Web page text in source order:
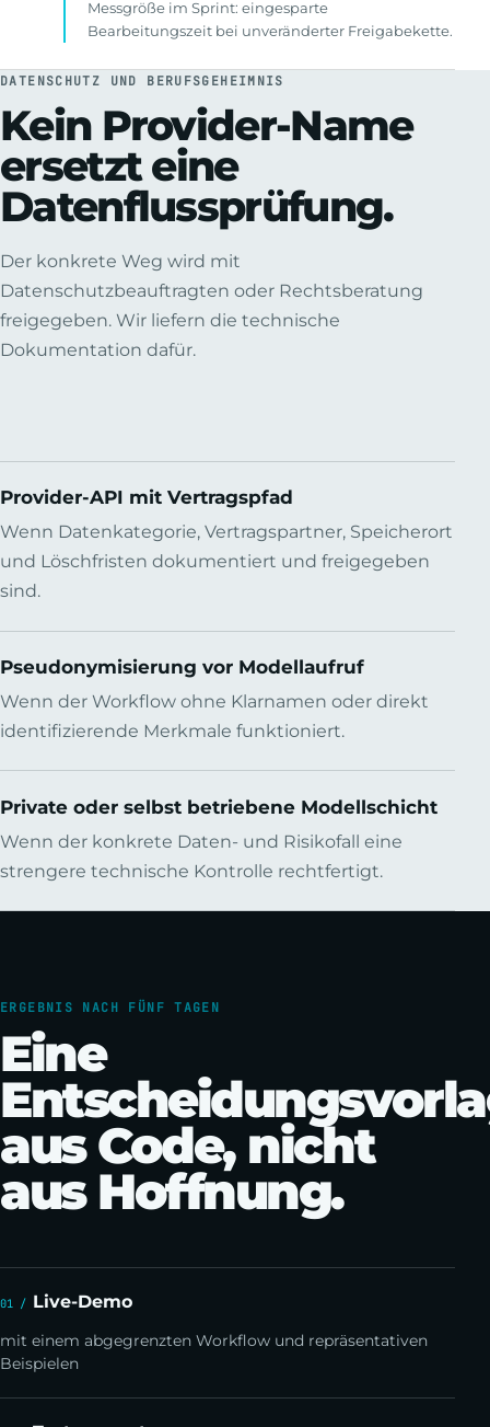
Messgröße im Sprint: eingesparte
Bearbeitungszeit bei unveränderter Freigabekette.
DATENSCHUTZ UND BERUFSGEHEIMNIS
Kein Provider-Name
ersetzt eine
Datenflussprüfung.
Der konkrete Weg wird mit
Datenschutzbeauftragten oder Rechtsberatung
freigegeben. Wir liefern die technische
Dokumentation dafür.
Provider-API mit Vertragspfad
Wenn Datenkategorie, Vertragspartner, Speicherort
und Löschfristen dokumentiert und freigegeben
sind.
Pseudonymisierung vor Modellaufruf
Wenn der Workflow ohne Klarnamen oder direkt
identifizierende Merkmale funktioniert.
Private oder selbst betriebene Modellschicht
Wenn der konkrete Daten- und Risikofall eine
strengere technische Kontrolle rechtfertigt.
ERGEBNIS NACH FÜNF TAGEN
Eine
aus Code, nicht
aus Hoffnung.
Live-Demo
mit einem abgegrenzten Workflow und repräsentativen
Beispielen